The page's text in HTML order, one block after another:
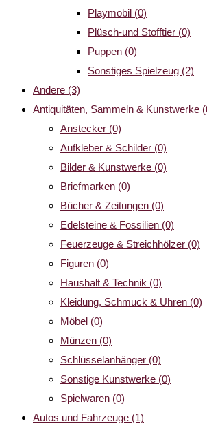
Playmobil (0)
Plüsch-und Stofftier (0)
Puppen (0)
Sonstiges Spielzeug (2)
Andere (3)
Antiquitäten, Sammeln & Kunstwerke
Anstecker (0)
Aufkleber & Schilder (0)
Bilder & Kunstwerke (0)
Briefmarken (0)
Bücher & Zeitungen (0)
Edelsteine & Fossilien (0)
Feuerzeuge & Streichhölzer (0)
Figuren (0)
Haushalt & Technik (0)
Kleidung, Schmuck & Uhren (0)
Möbel (0)
Münzen (0)
Schlüsselanhänger (0)
Sonstige Kunstwerke (0)
Spielwaren (0)
Autos und Fahrzeuge (1)